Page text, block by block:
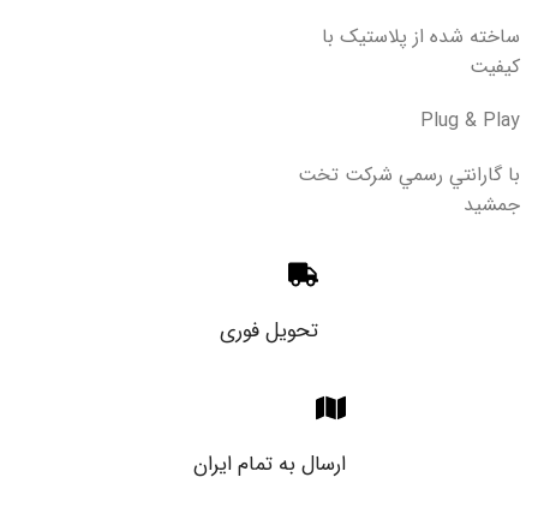
ساخته شده از پلاستیک با
کیفیت
Plug & Play
با گارانتي رسمي شركت تخت
جمشيد
تحویل فوری
ارسال به تمام ایران